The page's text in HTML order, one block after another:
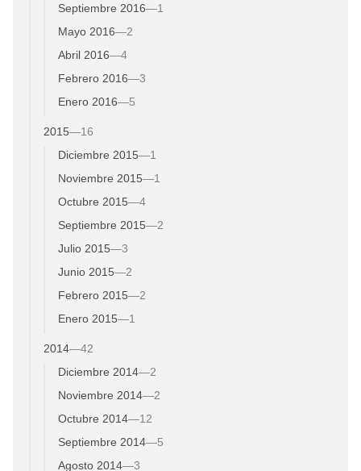
Septiembre 2016—1
Mayo 2016—2
Abril 2016—4
Febrero 2016—3
Enero 2016—5
2015—16
Diciembre 2015—1
Noviembre 2015—1
Octubre 2015—4
Septiembre 2015—2
Julio 2015—3
Junio 2015—2
Febrero 2015—2
Enero 2015—1
2014—42
Diciembre 2014—2
Noviembre 2014—2
Octubre 2014—12
Septiembre 2014—5
Agosto 2014—3